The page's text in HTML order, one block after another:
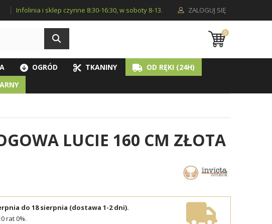
ZALOGUJ SIĘ
Infolinia i sklep czynne 8:30-16:30, w soboty 8-13.
0
OGRÓD TKANINY
OD RĘKI (24H)
LUCIE 160 CM ZŁOTA
do 18 sierpnia (dostawa 1-2 dni).
rat 0%.